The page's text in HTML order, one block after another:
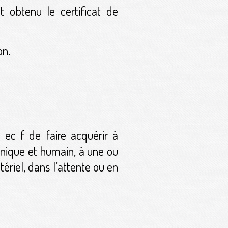
obtenu le certificat de
ec f de faire acquérir à
et humain, à une ou
dans l’attente ou en